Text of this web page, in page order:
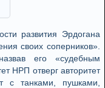
развития Эрдогана
своих соперников».
его «судебным
НРП отверг авторитет
с танками, пушками,